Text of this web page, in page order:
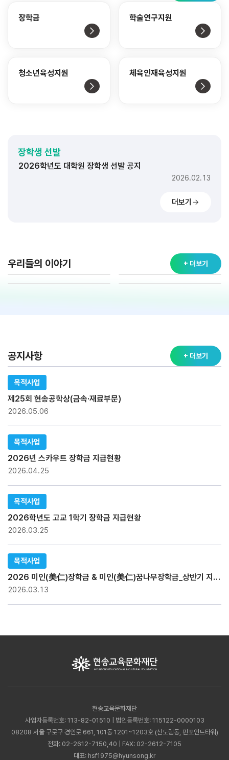
장학금 학술연구지원
청소년육성지원 체육인재육성지원
장학생 선발
2026학년도 대학원 장학생 선발 공지
2026.02.13
2026.02.11
2026.02.13
2026학년도 대학 장학생 선발 공지
2026.02.11
더보기
우리들의 이야기 + 더보기
공지사항 + 더보기
목적사업
제25회 현송공학상(금속·재료부문)
2026.05.06
목적사업
2026년 스카우트 장학금 지급현황
2026.04.25
목적사업
2026학년도 고교 1학기 장학금 지급현황
2026.03.25
목적사업
2026 미인(美仁)장학금 & 미인(美仁)꿈나무장학금_상반기 지급현황
2026.03.13
현송교육문화재단
사업자등록번호: 113-82-01510 | 법인등록번호: 115122-0000103
08208 서울 구로구 경인로 661, 101동 1201~1203호 (신도림동, 핀포인트타워)
전화: 02-2612-7150,40 | FAX: 02-2612-7105
대표: hsf1975@hyunsong.kr